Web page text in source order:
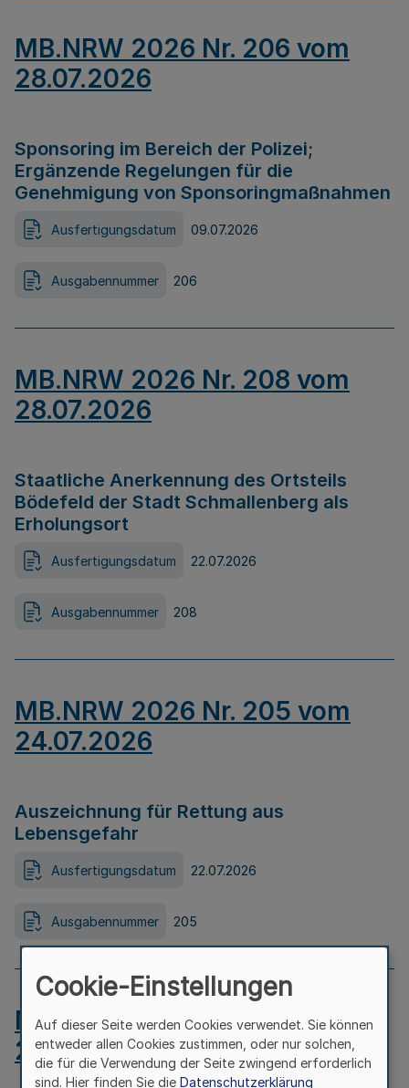
MB.NRW 2026 Nr. 206 vom
28.07.2026
Sponsoring im Bereich der Polizei;
Ergänzende Regelungen für die
Genehmigung von Sponsoringmaßnahmen
Ausfertigungsdatum 09.07.2026
Ausgabennummer 206
MB.NRW 2026 Nr. 208 vom
28.07.2026
Staatliche Anerkennung des Ortsteils
Bödefeld der Stadt Schmallenberg als
Erholungsort
Ausfertigungsdatum 22.07.2026
Ausgabennummer 208
MB.NRW 2026 Nr. 205 vom
24.07.2026
Auszeichnung für Rettung aus
Lebensgefahr
Ausfertigungsdatum 22.07.2026
Ausgabennummer 205
MB.NRW 2026 Nr. 204 vom
24.07.2026
Cookie-Einstellungen
Auf dieser Seite werden Cookies verwendet. Sie können
entweder allen Cookies zustimmen, oder nur solchen,
die für die Verwendung der Seite zwingend erforderlich
sind. Hier finden Sie die Datenschutzerklärung